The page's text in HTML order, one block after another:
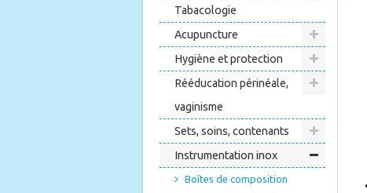
Tabacologie
Acupuncture
Hygiène et protection
Rééducation périnéale,
vaginisme
Sets, soins, contenants
Instrumentation inox
Boîtes de composition